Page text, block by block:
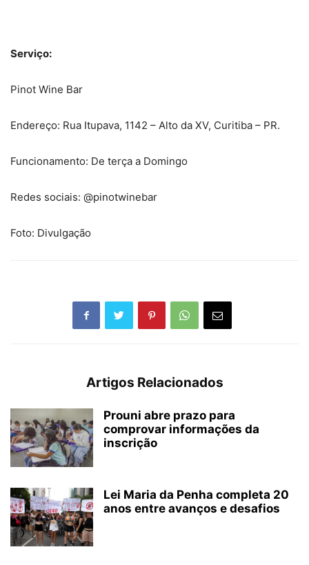
Serviço:
Pinot Wine Bar
Endereço: Rua Itupava, 1142 – Alto da XV, Curitiba – PR.
Funcionamento: De terça a Domingo
Redes sociais: @pinotwinebar
Foto: Divulgação
Artigos Relacionados
Prouni abre prazo para
comprovar informações da
inscrição
Lei Maria da Penha completa 20
anos entre avanços e desafios